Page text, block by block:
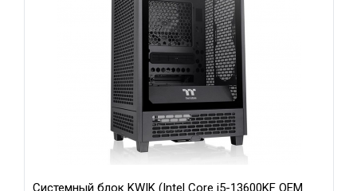
Системный блок KWIK (Intel Core i5-13600KF OEM